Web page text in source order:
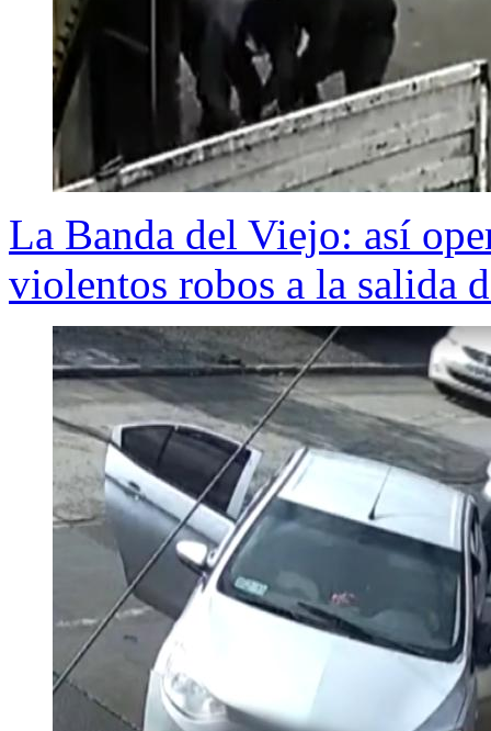
La Banda del Viejo: así
violentos robos a la salida